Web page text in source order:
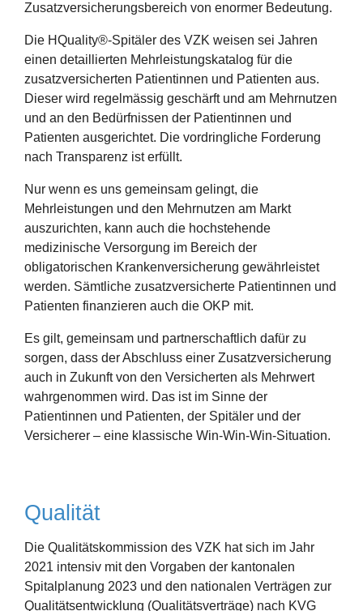
Zusatzversicherungsbereich von enormer Bedeutung.
Die HQuality®-Spitäler des VZK weisen sei Jahren
einen detaillierten Mehrleistungskatalog für die
zusatzversicherten Patientinnen und Patienten aus.
Dieser wird regelmässig geschärft und am Mehrnutzen
und an den Bedürfnissen der Patientinnen und
Patienten ausgerichtet. Die vordringliche Forderung
nach Transparenz ist erfüllt.
Nur wenn es uns gemeinsam gelingt, die
Mehrleistungen und den Mehrnutzen am Markt
auszurichten, kann auch die hochstehende
medizinische Versorgung im Bereich der
obligatorischen Krankenversicherung gewährleistet
werden. Sämtliche zusatzversicherte Patientinnen und
Patienten finanzieren auch die OKP mit.
Es gilt, gemeinsam und partnerschaftlich dafür zu
sorgen, dass der Abschluss einer Zusatzversicherung
auch in Zukunft von den Versicherten als Mehrwert
wahrgenommen wird. Das ist im Sinne der
Patientinnen und Patienten, der Spitäler und der
Versicherer – eine klassische Win-Win-Win-Situation.
Qualität
Die Qualitätskommission des VZK hat sich im Jahr
2021 intensiv mit den Vorgaben der kantonalen
Spitalplanung 2023 und den nationalen Verträgen zur
Qualitätsentwicklung (Qualitätsverträge) nach KVG